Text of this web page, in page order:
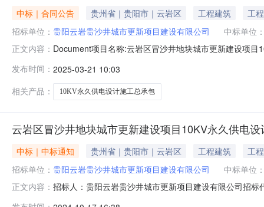
中标｜合同公告 贵州省｜贵阳市｜云岩区 工程建筑
工程
招标单位： 贵阳云岩贵沙井城市更新项目建设有限公司
中标单位
正文内容： Document项目名称:云岩区冒沙井地块城市更新建设项
周期至工程竣工验收完成为止；施工（含设备）按照招
前60天。备
发布时间： 2025-03-21 10:03
相关产品：
10KV永久供电设计施工总承包
云岩区冒沙井地块城市更新建设项目10KV永久供电
中标｜中标通知 贵州省｜贵阳市｜云岩区 工程建筑
工程
招标单位： 贵阳云岩贵沙井城市更新项目建设有限公司
中标单位
正文内容： 招标人：贵阳云岩贵沙井城市更新项目建设有限公司招